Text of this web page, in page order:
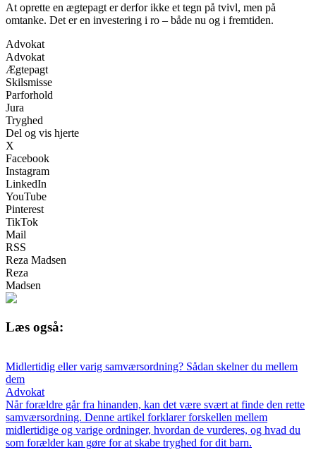
At oprette en ægtepagt er derfor ikke et tegn på tvivl, men på
omtanke. Det er en investering i ro – både nu og i fremtiden.
Advokat
Advokat
Ægtepagt
Skilsmisse
Parforhold
Jura
Tryghed
Del og vis hjerte
X
Facebook
Instagram
LinkedIn
YouTube
Pinterest
TikTok
Mail
RSS
Reza Madsen
Reza
Madsen
Læs også:
Midlertidig eller varig samværsordning? Sådan skelner du mellem
dem
Advokat
Når forældre går fra hinanden, kan det være svært at finde den rette
samværsordning. Denne artikel forklarer forskellen mellem
midlertidige og varige ordninger, hvordan de vurderes, og hvad du
som forælder kan gøre for at skabe tryghed for dit barn.